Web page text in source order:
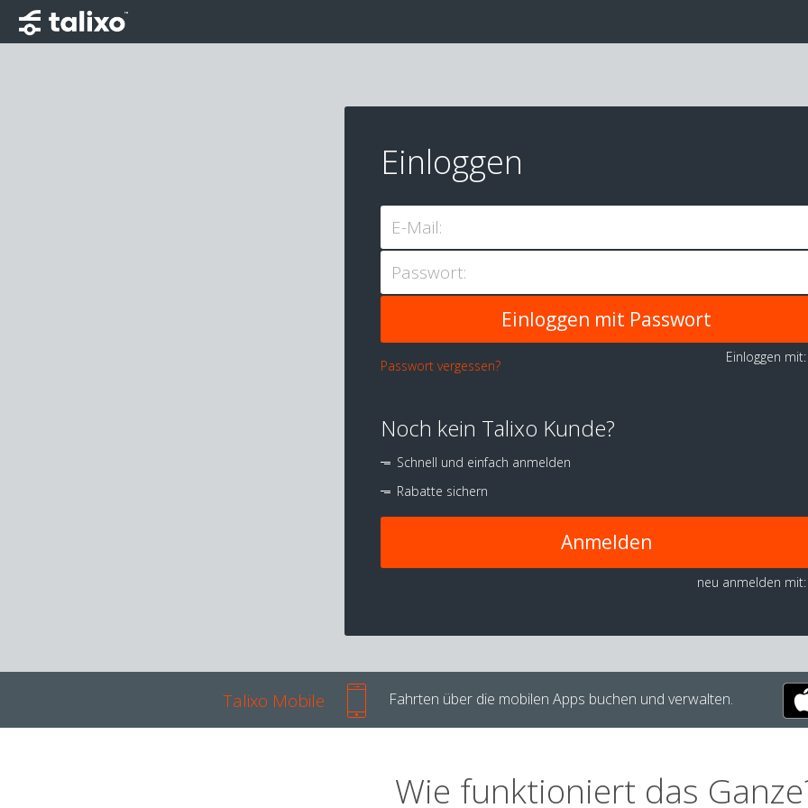
Einloggen
E-Mail:
Passwort:
Passwort vergessen?
Einloggen
Noch kein Talixo Kunde?
Schnell und einfach anmelden
Rabatte sichern
Anmelden
neu anmelden mit:
Talixo Mobile Fahrten über die mobilen Apps buchen und verwalten.
Wie funktioniert das